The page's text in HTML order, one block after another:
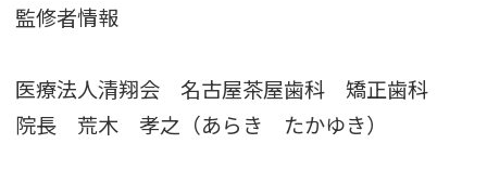
監修者情報
医療法人清翔会 名古屋茶屋歯科 矯正歯科
院長 荒木 孝之（あらき たかゆき）